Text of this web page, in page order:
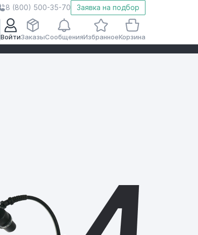
8 (800) 500-35-70 Заявка на подбор
ВойтиЗаказыСообщенияИзбранноеКорзина